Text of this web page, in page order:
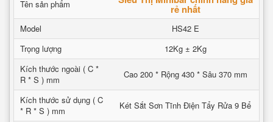
Tên sản phẩm rẻ nhất
Model
HS42 E
Trọng lượng
12Kg ± 2Kg
Kích thước ngoài ( C *
R * S ) mm
Cao 200 * Rộng 430 * Sâu 370 mm
Kích thước sử dụng ( C
* R * S ) mm
Két Sắt Sơn Tĩnh Điện Tẩy Rửa 9 Bể